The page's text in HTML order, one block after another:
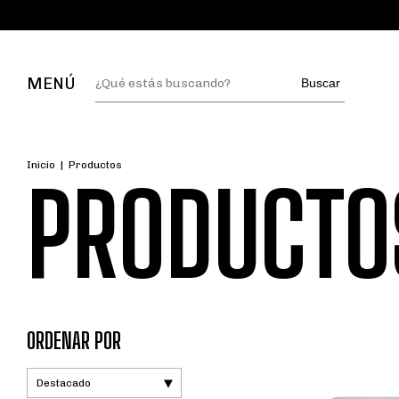
MENÚ Buscar
Inicio | Productos
ORDENAR POR